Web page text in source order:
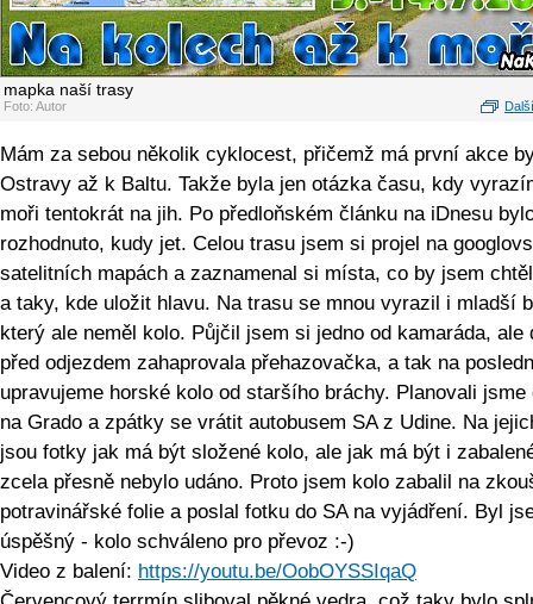
mapka naší trasy
Foto: Autor
Mám za sebou několik cyklocest, přičemž má první akce
Ostravy až k Baltu. Takže byla jen otázka času, kdy
moři tentokrát na jih. Po předloňském článku na iDnesu
rozhodnuto, kudy jet. Celou trasu jsem si projel na
satelitních mapách a zaznamenal si místa, co by jsem
a taky, kde uložit hlavu. Na trasu se mnou vyrazil i mladší
který ale neměl kolo. Půjčil jsem si jedno od kamaráda, ale
před odjezdem zahaprovala přehazovačka, a tak na
upravujeme horské kolo od staršího bráchy. Planovali jsme
na Grado a zpátky se vrátit autobusem SA z Udine. Na
jsou fotky jak má být složené kolo, ale jak má být i
zcela přesně nebylo udáno. Proto jsem kolo zabalil na
potravinářské folie a poslal fotku do SA na vyjádření. Byl
úspěšný - kolo schváleno pro převoz :-)
Video z balení: https://youtu.be/OobOYSSIqaQ